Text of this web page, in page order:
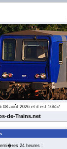
08 août 2026 et il est 16h57
de-Trains.net
24 heures :